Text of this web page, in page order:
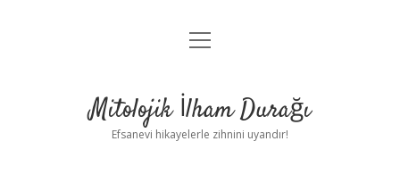
Anasayfa
Yasal Uyarı
menüyü
Mitolojik İlham Durağı
Efsanevi hikayelerle zihnini uyandır!